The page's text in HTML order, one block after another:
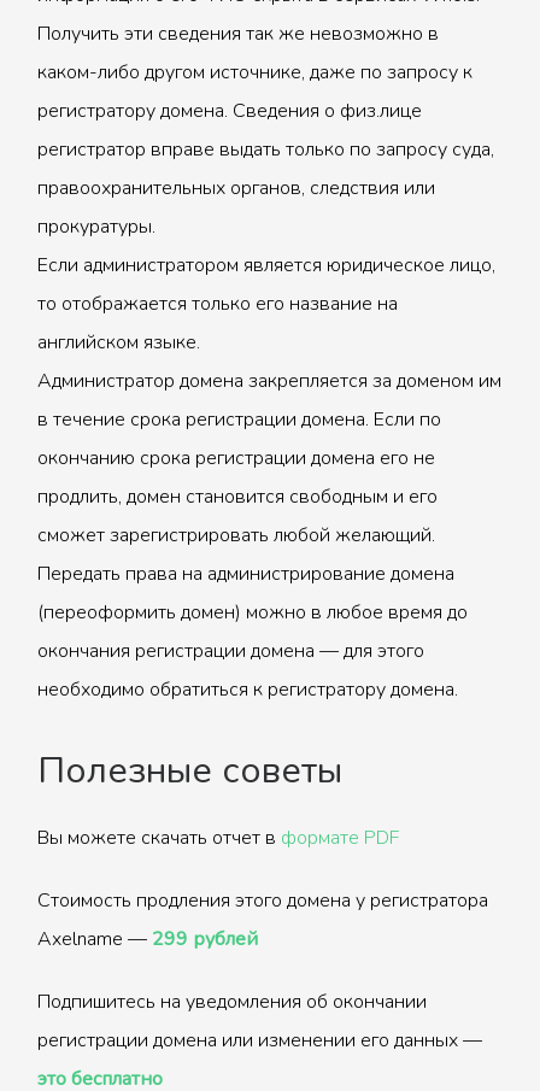
Получить эти сведения так же невозможно в
каком-либо другом источнике, даже по запросу к
регистратору домена. Сведения о физ.лице
регистратор вправе выдать только по запросу суда,
правоохранительных органов, следствия или
прокуратуры.
Если администратором является юридическое лицо,
то отображается только его название на
английском языке.
Администратор домена закрепляется за доменом им
в течение срока регистрации домена. Если по
окончанию срока регистрации домена его не
продлить, домен становится свободным и его
сможет зарегистрировать любой желающий.
Передать права на администрирование домена
(переоформить домен) можно в любое время до
окончания регистрации домена — для этого
необходимо обратиться к регистратору домена.
Полезные советы
Вы можете скачать отчет в формате PDF
Стоимость продления этого домена у регистратора
Axelname — 299 рублей
Подпишитесь на уведомления об окончании
регистрации домена или изменении его данных —
это бесплатно